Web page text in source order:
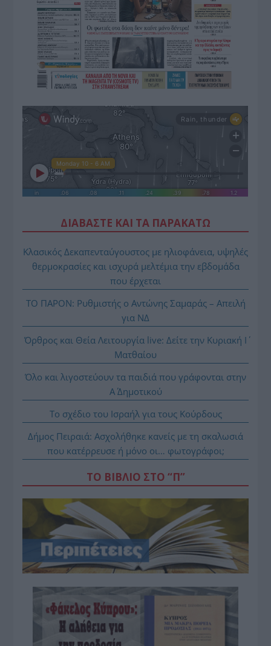
ΔΙΑΒΑΣΤΕ ΚΑΙ ΤΑ ΠΑΡΑΚΑΤΩ
Κλασικός Δεκαπενταύγουστος με ηλιοφάνεια, υψηλές
θερμοκρασίες και ισχυρά μελτέμια την εβδομάδα
που έρχεται
ΤΟ ΠΑΡΟΝ: Ρυθμιστής ο Αντώνης Σαμαράς – Απειλή
για ΝΔ
Όρθρος και Θεία Λειτουργία live: Δείτε την Κυριακή Ι΄
Ματθαίου
Όλο και λιγοστεύουν τα παιδιά που γράφονται στην
Α΄ Δημοτικού
Το σχέδιο του Ισραήλ για τους Κούρδους
Δήμος Πειραιά: Ασχολήθηκε κανείς με τη σκαλωσιά
που κατέρρευσε ή μόνο οι… φωτογράφοι;
ΤΟ ΒΙΒΛΙΟ ΣΤΟ “Π”